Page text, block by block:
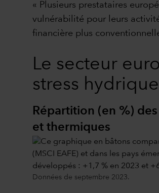
« Plusieurs prestataires
vulnérabilité pour leurs
financière plus
Le secteur
stress hydrique
Répartition (en %)
et thermiques
Données de septembre 2023.